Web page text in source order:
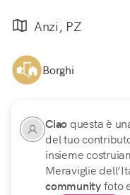
Anzi, PZ
Borghi
Ciao questa è
del tuo
insieme
Meraviglie
communityfoto